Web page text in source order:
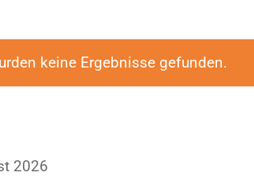
Hinweis
keine Ergebnisse gefunden.
2026